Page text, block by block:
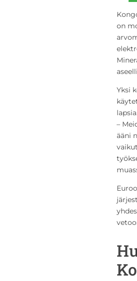
on
Yksi
lapsia.
–
ääni